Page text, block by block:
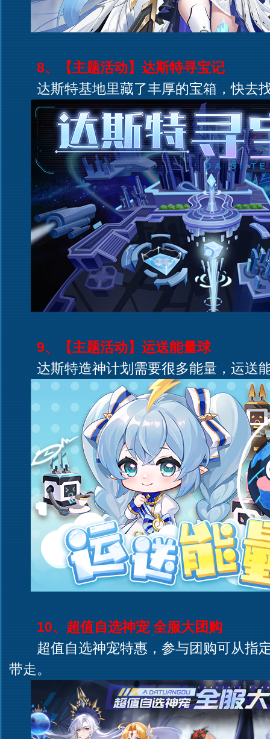
8、【主题活动】达斯特寻宝记
达斯特基地里藏了丰厚的宝箱，快去
9、【主题活动】运送能量球
达斯特造神计划需要很多能量，运送
10、超值自选神宠 全服大团购
超值自选神宠特惠，参与团购可从指
带走。